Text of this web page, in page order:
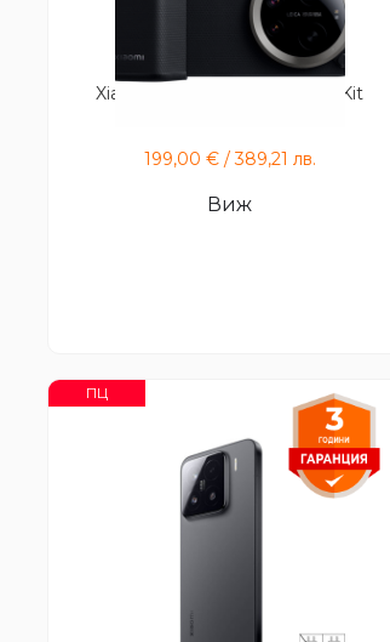
Xiaomi 17 Ultra Photography Kit
199,00 € /389,21 лв.
Виж
ПЦ
Xiaomi 15